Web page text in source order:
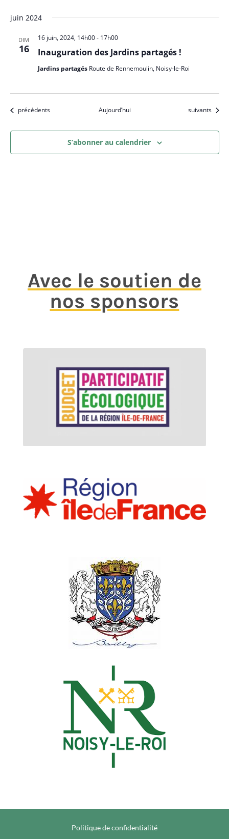
juin 2024
DIM
16 Inauguration des Jardins partagés !
16 juin, 2024, 14h00- 17h00
Jardins partagés Route de Rennemoulin, Noisy-le-Roi
Évènements
précédents Aujourd’hui Évènements
suivants
S’abonner au calendrier
Avec le soutien de
nos sponsors
Politique de confidentialité